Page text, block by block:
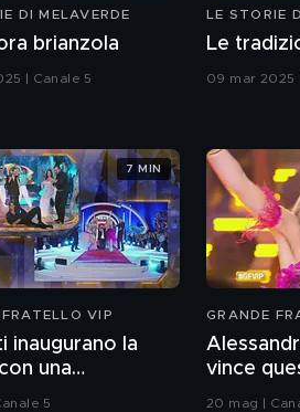
DI MELAVERDE
brianzola
| Canale 5
LE STORIE
Le
09 mar 2025
FRATELLO VIP
inaugurano la
una
5
7 MIN
GRANDE
vince
Grande
20 mag |